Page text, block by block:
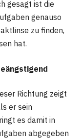
gesagt ist die
genauso
zu finden,
hat.
Richtung zeigt
er sein
es damit in
abgegeben